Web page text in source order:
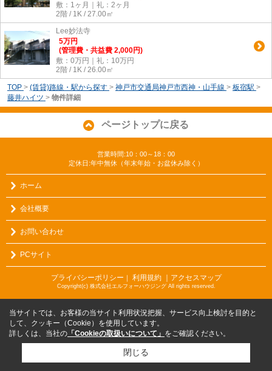
敷：1ヶ月｜礼：2ヶ月
2階 / 1K / 27.00㎡
Lee妙法寺
5万円
(管理費・共益費 2,000円)
敷：0万円｜礼：10万円
2階 / 1K / 26.00㎡
TOP > (賃貸)路線・駅から探す > 神戸市交通局神戸市西神・山手線 > 板宿駅 >
藤井ハイツ > 物件詳細
ページトップに戻る
営業時間:10：00～18：00
定休日:年中無休（年末年始・お盆休み除く）
ホーム
会社概要
お問い合わせ
PCサイト
プライバシーポリシー ｜ 利用規約 ｜アクセスマップ
Copyright(c) 株式会社エルフォーハウジング All rights reserved.
当サイトでは、お客様の当サイト利用状況把握、サービス向上検討を目的と
して、クッキー（Cookie）を使用しています。
詳しくは、当社の 「Cookieの取扱いについて」 をご確認ください。
閉じる